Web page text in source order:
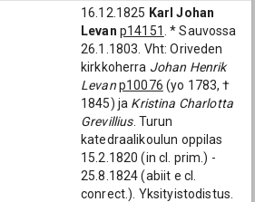
16.12.1825 Karl Johan
Levan p14151 . * Sauvossa
26.1.1803. Vht: Oriveden
kirkkoherra Johan Henrik
Levan p10076 (yo 1783, †
1845) ja Kristina Charlotta
Grevillius. Turun
katedraalikoulun oppilas
15.2.1820 (in cl. prim.) -
25.8.1824 (abiit e cl.
conrect.). Yksityistodistus.